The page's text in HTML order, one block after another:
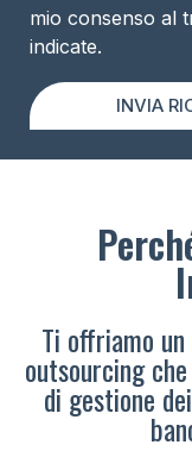
mio consenso al
indicate.
INVIA
Ti offriamo
outsourcing
di gestione